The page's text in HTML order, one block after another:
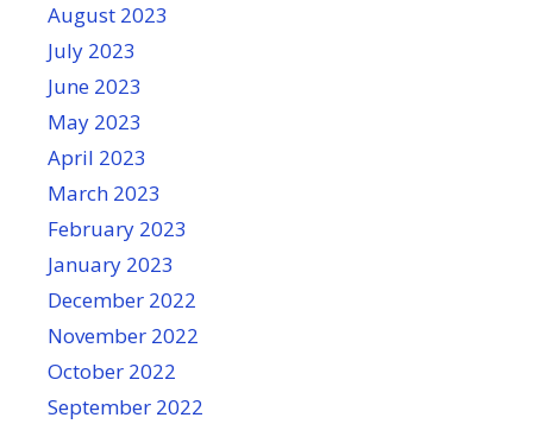
August 2023
July 2023
June 2023
May 2023
April 2023
March 2023
February 2023
January 2023
December 2022
November 2022
October 2022
September 2022